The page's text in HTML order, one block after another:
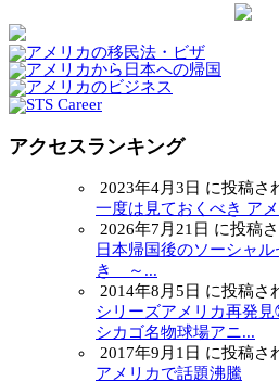
アクセスランキング
2023年4月3日 に投稿さ
一度は見ておくべき ア
2026年7月21日 に投稿
日本帰国後のソーシャ
き ～...
2014年8月5日 に投稿さ
シリーズアメリカ再発見
シカゴ名物球場アニ...
2017年9月1日 に投稿さ
アメリカで話題沸騰